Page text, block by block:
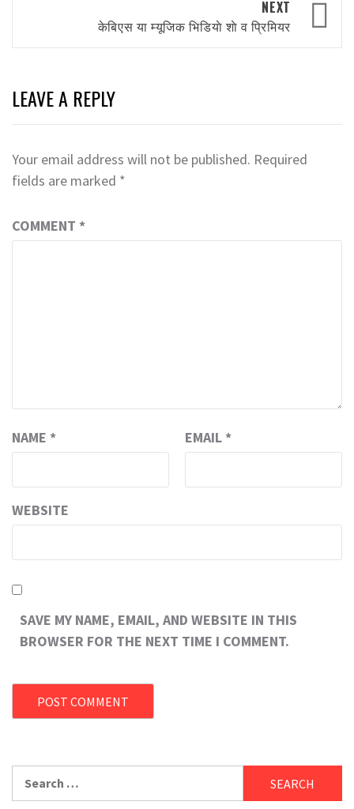
NEXT
केबिएस या म्यूजिक भिडियाे शाे व प्रिमियर
LEAVE A REPLY
Your email address will not be published. Required
fields are marked *
COMMENT *
NAME * EMAIL *
WEBSITE
SAVE MY NAME, EMAIL, AND WEBSITE IN THIS
BROWSER FOR THE NEXT TIME I COMMENT.